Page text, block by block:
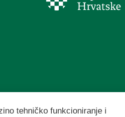
tehničko funkcioniranje i